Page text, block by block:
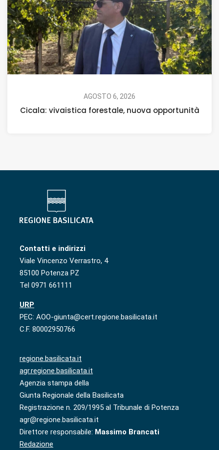
AGOSTO 6, 2026
Cicala: vivaistica forestale, nuova opportunità
Contatti e indirizzi
Viale Vincenzo Verrastro, 4
85100 Potenza PZ
Tel 0971 661111
URP
PEC: AOO-giunta@cert.regione.basilicata.it
C.F. 80002950766
regione.basilicata.it
agr.regione.basilicata.it
Agenzia stampa della
Giunta Regionale della Basilicata
Registrazione n. 209/1995 al Tribunale di Potenza
agr@regione.basilicata.it
Direttore responsabile: Massimo Brancati
Redazione